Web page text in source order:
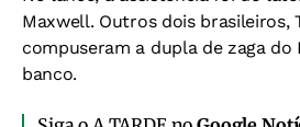
Maxwell. Outros dois brasileiros,
compuseram a dupla de zaga do
banco.